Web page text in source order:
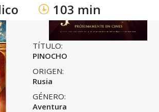
103 min
TÍTULO:
PINOCHO
ORIGEN:
Rusia
GÉNERO:
Aventura